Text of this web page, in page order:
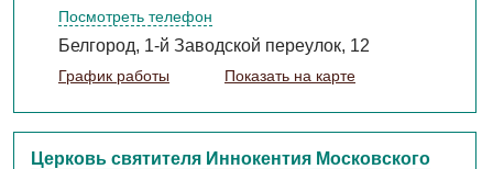
Посмотреть телефон
Белгород, 1-й Заводской переулок, 12
График работы Показать на карте
Церковь святителя Иннокентия Московского